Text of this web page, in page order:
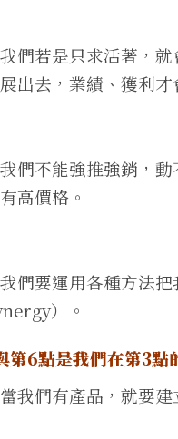
們若是只求活著，
出去，業績、獲利才
們不能強推強銷，
高價格。
們要運用各種方法
）。
第6點是我們在第3點
我們有產品，就要